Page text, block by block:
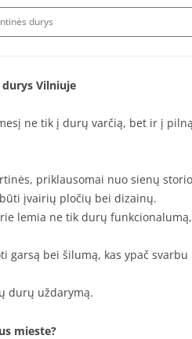
durys
Vilniuje
ne tik į durų varčią, bet ir į pilną
priklausomai nuo sienų
įvairių pločių bei dizainų.
lemia ne tik durų
garsą bei šilumą, kas ypač svarbu
durų uždarymą.
mieste?